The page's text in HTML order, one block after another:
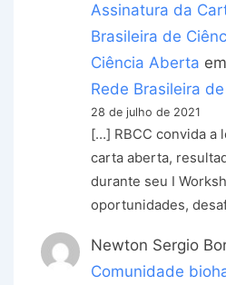
Assinatura da
Brasileira de
Ciência Aberta em
Rede Brasileira
28 de julho de 2021
[…] RBCC convida a
carta aberta,
durante seu I
oportunidades,
Newton Sergio
Comunidade